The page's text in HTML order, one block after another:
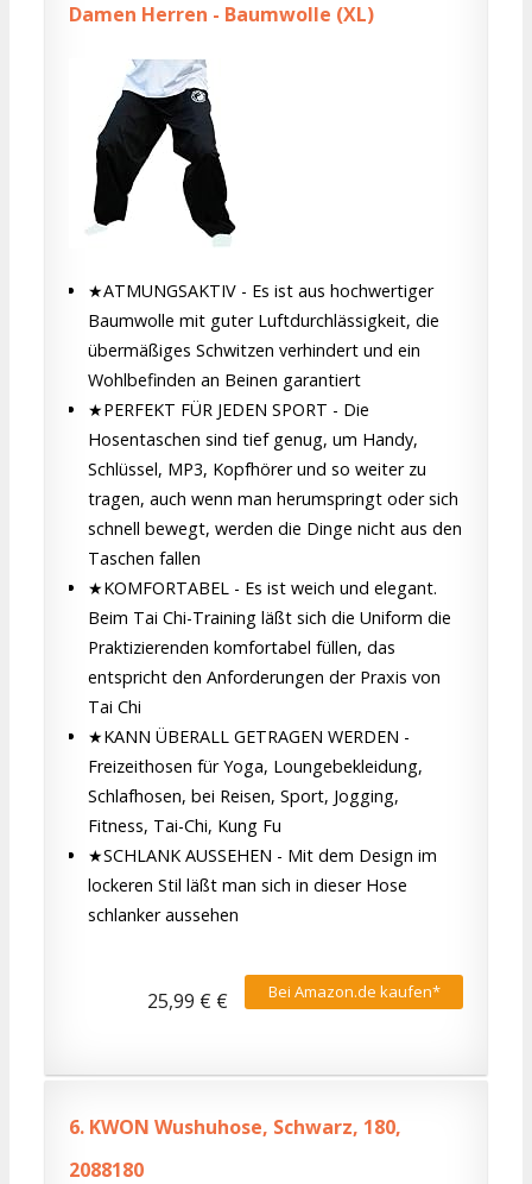
Damen Herren - Baumwolle (XL)
★ATMUNGSAKTIV - Es ist aus hochwertiger
Baumwolle mit guter Luftdurchlässigkeit, die
übermäßiges Schwitzen verhindert und ein
Wohlbefinden an Beinen garantiert
★PERFEKT FÜR JEDEN SPORT - Die
Hosentaschen sind tief genug, um Handy,
Schlüssel, MP3, Kopfhörer und so weiter zu
tragen, auch wenn man herumspringt oder sich
schnell bewegt, werden die Dinge nicht aus den
Taschen fallen
★KOMFORTABEL - Es ist weich und elegant.
Beim Tai Chi-Training läßt sich die Uniform die
Praktizierenden komfortabel füllen, das
entspricht den Anforderungen der Praxis von
Tai Chi
★KANN ÜBERALL GETRAGEN WERDEN -
Freizeithosen für Yoga, Loungebekleidung,
Schlafhosen, bei Reisen, Sport, Jogging,
Fitness, Tai-Chi, Kung Fu
★SCHLANK AUSSEHEN - Mit dem Design im
lockeren Stil läßt man sich in dieser Hose
schlanker aussehen
Bei Amazon.de kaufen*
25,99 € €
6. KWON Wushuhose, Schwarz, 180,
2088180